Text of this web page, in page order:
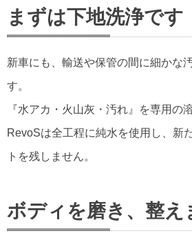
まずは下地洗浄です
新車にも、輸送や保管の間に細かな
す。
『水アカ・火山灰・汚れ』を専用の
RevoSは全工程に純水を使用し、新
トを残しません。
ボディを磨き、整え